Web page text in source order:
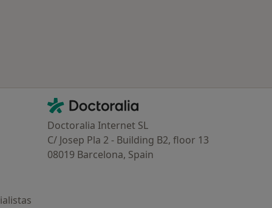
Contacto
Doctoralia - Página de inicio
Doctoralia Internet SL
C/ Josep Pla 2 - Building B2, floor 13
08019 Barcelona, Spain